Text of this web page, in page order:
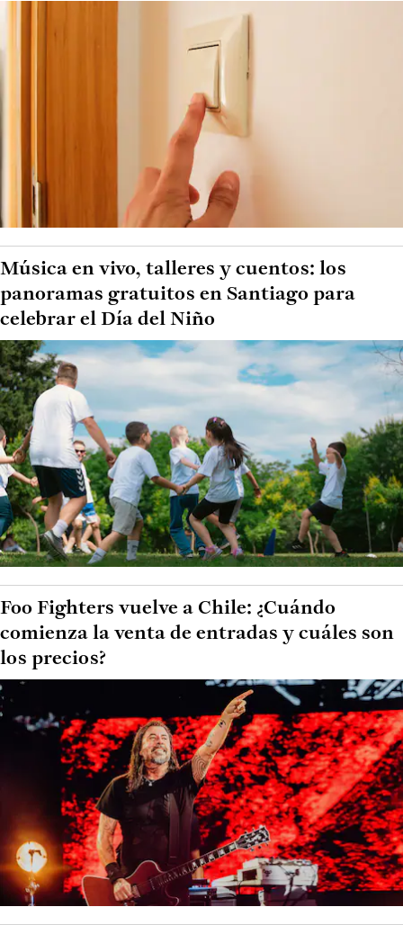
Música en vivo, talleres y cuentos: los
panoramas gratuitos en Santiago para
celebrar el Día del Niño
Foo Fighters vuelve a Chile: ¿Cuándo
comienza la venta de entradas y cuáles son
los precios?